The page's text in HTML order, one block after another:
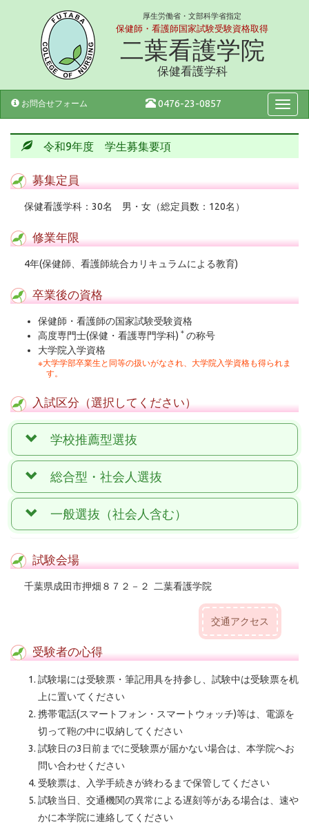
厚生労働省・文部科学省指定
保健師・看護師国家試験受験資格取得
二葉看護学院
保健看護学科
Menu
お問合せフォーム 0476-23-0857
令和9年度 学生募集要項
募集定員
保健看護学科：30名 男・女（総定員数：120名）
修業年限
4年(保健師、看護師統合カリキュラムによる教育)
卒業後の資格
保健師・看護師の国家試験受験資格
高度専門士(保健・看護専門学科) ＊ の称号
大学院入学資格
大学学部卒業生と同等の扱いがなされ、大学院入学資格も得られま
す。
入試区分（選択してください）
学校推薦型選抜
総合型・社会人選抜
一般選抜（社会人含む）
試験会場
千葉県成田市押畑８７２－２ 二葉看護学院
交通アクセス
受験者の心得
試験場には受験票・筆記用具を持参し、試験中は受験票を机
上に置いてください
携帯電話(スマートフォン・スマートウォッチ)等は、電源を
切って鞄の中に収納してください
試験日の3日前までに受験票が届かない場合は、本学院へお
問い合わせください
受験票は、入学手続きが終わるまで保管してください
試験当日、交通機関の異常による遅刻等がある場合は、速や
かに本学院に連絡してください